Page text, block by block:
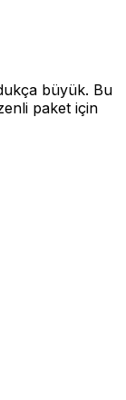
büyük. Bu
paket için